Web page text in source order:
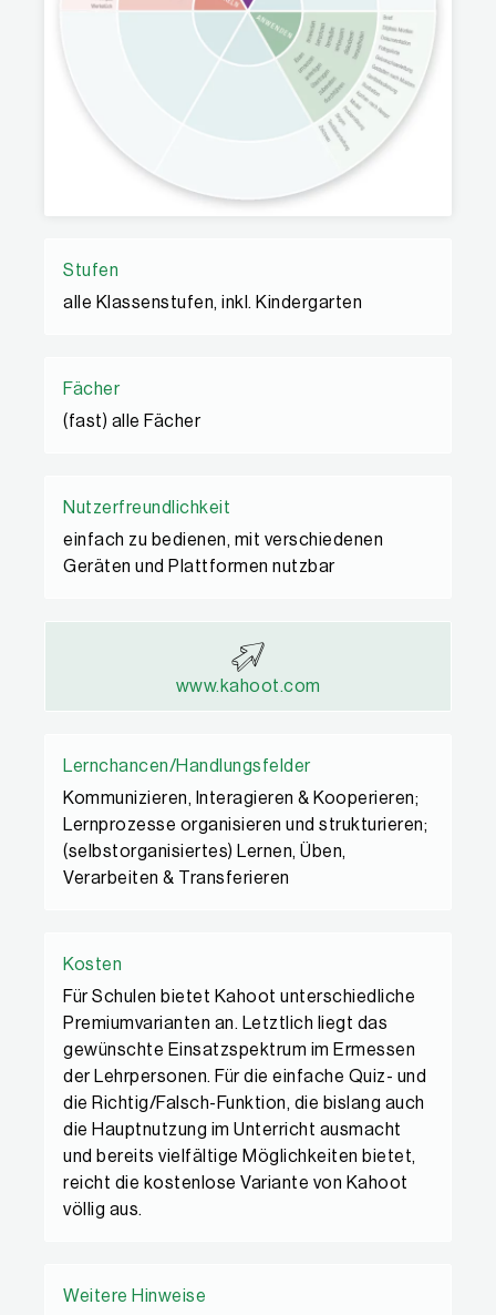
Stufen
alle Klassenstufen, inkl. Kindergarten
Fächer
(fast) alle Fächer
Nutzerfreundlichkeit
einfach zu bedienen, mit verschiedenen
Geräten und Plattformen nutzbar​
www.kahoot.com
Lernchancen/Handlungsfelder
Kommunizieren, Interagieren & Kooperieren;
Lernprozesse organisieren und strukturieren;
(selbstorganisiertes) Lernen, Üben,
Verarbeiten & Transferieren
Kosten
Für Schulen bietet Kahoot unterschiedliche
Premiumvarianten an. Letztlich liegt das
gewünschte Einsatzspektrum im Ermessen
der Lehrpersonen. Für die einfache Quiz- und
die Richtig/Falsch-Funktion, die bislang auch
die Hauptnutzung im Unterricht ausmacht
und bereits vielfältige Möglichkeiten bietet,
reicht die kostenlose Variante von Kahoot
völlig aus.
Weitere Hinweise